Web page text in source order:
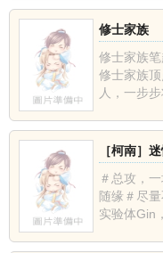
修士家族
修士家族
修士家族
人，一步
［柯南］
＃总攻，
随缘＃尽
实验体Gin